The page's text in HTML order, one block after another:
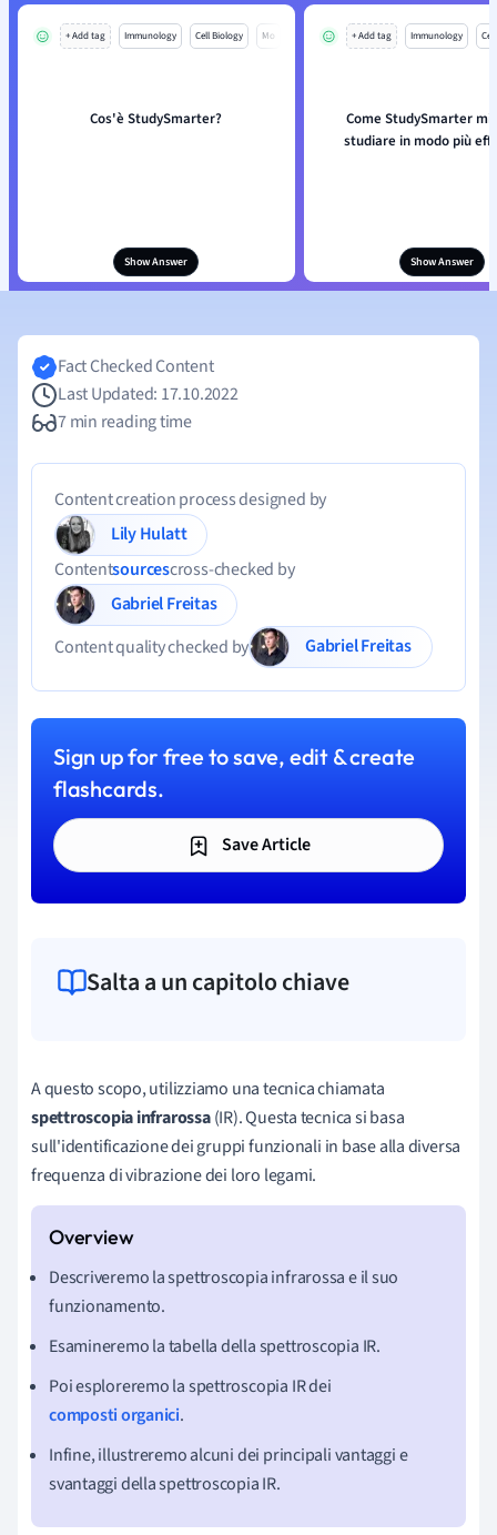
+ Add tag Immunology Cell Biology Mo
Cos'è StudySmarter?
Show Answer
+ Add tag Immunology
Come StudySmarter mi
studiare in modo più
Show Answer
Fact Checked Content
Last Updated: 17.10.2022
7 min reading time
Content creation process designed by
Lily Hulatt
Contentsourcescross-checked by
Gabriel Freitas
Content quality checked by
Gabriel Freitas
Sign up for free to save, edit & create
flashcards.
Save Article
Salta a un capitolo chiave
A questo scopo, utilizziamo una tecnica chiamata
spettroscopia infrarossa(IR). Questa tecnica si basa
sull'identificazione dei gruppi funzionali in base alla diversa
frequenza di vibrazione dei loro legami.
Descriveremo la spettroscopia infrarossa e il suo
funzionamento.
Esamineremo la tabella della spettroscopia IR.
Poi esploreremo la spettroscopia IR dei
composti organici.
Infine, illustreremo alcuni dei principali vantaggi e
svantaggi della spettroscopia IR.